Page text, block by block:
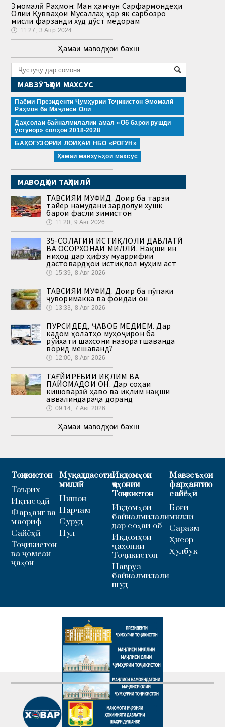
Эмомалӣ Раҳмон: Ман ҳамчун Сарфармондеҳи
Олии Қувваҳои Мусаллаҳ ҳар як сарбозро
мисли фарзанди худ дӯст медорам
🕔 11:27, 3.Апр 2024
Ҳамаи маводҳои бахш
МАВЗӮЪҲОИ МАХСУС
Паёми Президенти Ҷумҳурии Тоҷикистон Эмомалӣ
Раҳмон ба Маҷлиси Олӣ
Даҳсолаи байналмилалии амал «Об барои рушди
устувор» солҳои 2018-2028
БАҲОГУЗОРИИ ЛОИҲАИ НБО «РОҒУН»
Ҳамаи мавзӯъҳои махсус
МАВОДҲОИ ТАҲЛИЛӢ
ТАВСИЯИ МУФИД. Доир ба тарзи
тайёр намудани зардолуи хушк
барои фасли зимистон
🕔 11:20, 9.Авг 2026
35-СОЛАГИИ ИСТИҚЛОЛИ ДАВЛАТӢ
ВА ОСОРХОНАИ МИЛЛӢ. Нақши ин
ниҳод дар ҳифзу муаррифии
дастовардҳои истиқлол муҳим аст
🕔 15:39, 8.Авг 2026
ТАВСИЯИ МУФИД. Доир ба пӯпаки
ҷуворимакка ва фоидаи он
🕔 13:33, 8.Авг 2026
ПУРСИДЕД, ҶАВОБ МЕДИҲЕМ. Дар
кадом ҳолатҳо муҳоҷирон ба
рӯйхати шахсони назоратшаванда
ворид мешаванд?
🕔 12:00, 8.Авг 2026
ТАҒЙИРЁБИИ ИҚЛИМ ВА
ПАЙОМАДҲОИ ОН. Дар соҳаи
кишоварзӣ ҳаво ва иқлим нақши
аввалиндараҷа доранд
🕔 09:14, 7.Авг 2026
Ҳамаи маводҳои бахш
Тоҷикистон
Таърих
Иқтисодӣ
Фарҳанг ва
маориф
Сайёҳӣ
Тоҷикистон
ва ҷомеаи
ҷаҳон
Муқаддасоти
миллӣ
Нишон
Парчам
Суруд
Пул
Иқдомҳои
ҷаҳонии
Тоҷикистон
Иқдомҳои
байналмилалӣ
дар соҳаи об
Иқдомҳои
ҷаҳонии
Тоҷикистон
Наврӯз
байналмилалӣ
шуд
Мавзеъҳои
фарҳангию
сайёҳӣ
Боғи
миллӣ
Саразм
Ҳисор
Ҳулбук